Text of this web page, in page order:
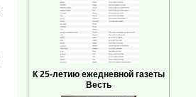
К 25-летию ежедневной газеты
Весть